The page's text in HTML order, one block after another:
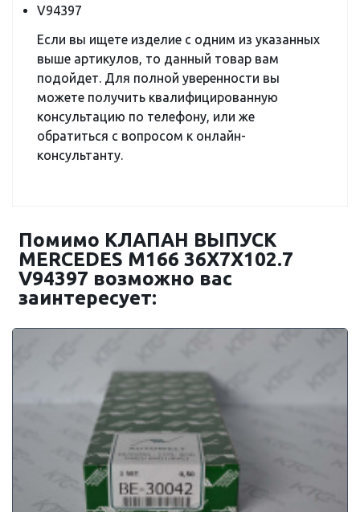
V94397
Если вы ищете изделие с одним из указанных
выше артикулов, то данный товар вам
подойдет. Для полной уверенности вы
можете получить квалифицированную
консультацию по телефону, или же
обратиться с вопросом к онлайн-
консультанту.
Помимо КЛАПАН ВЫПУСК
MERCEDES M166 36X7X102.7
V94397 возможно вас
заинтересует: